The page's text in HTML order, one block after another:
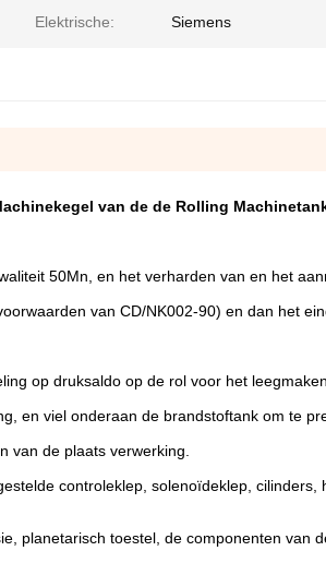
Elektrische: Siemens
van de de Rolling
50Mn, en het verharden van en het
van CD/NK002-90) en dan het
op druksaldo op de rol voor het
en viel onderaan de brandstoftank om te
van de plaats verwerking.
controleklep, solenoïdeklep, cilinders,
planetarisch toestel, de componenten van